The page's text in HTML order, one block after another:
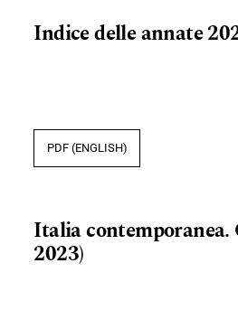
Indice delle annate
PDF (ENGLISH)
Italia contemporanea.
2023)